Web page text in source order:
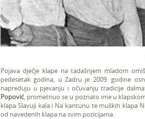
Pojava dječje klape na tadašnjem mladom
pedesetak godina, u Zadru je 2009. godine
napreduju u pjevanju i očuvanju tradicije
Popović, prometnuo se u poznato ime u
klapa Slavuji kala i Na kantunu te muških klapa
od navedenih klapa na svim pozicijama.